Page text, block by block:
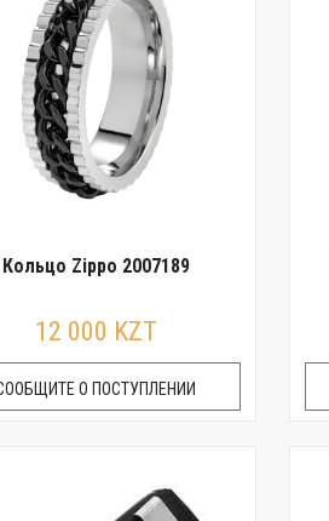
Кольцо Zippo 2007189
12 000 KZT
О ПОСТУПЛЕНИИ